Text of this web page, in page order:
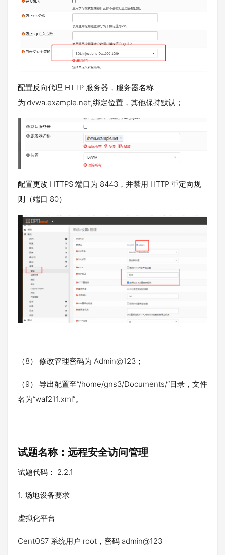
配置反向代理 HTTP 服务器，服务器名称
为‘dvwa.example.net’,绑定位置，其他保持默认；
配置更改 HTTPS 端口为 8443，并禁用 HTTP 重定向规
则（端口 80）
（8） 修改管理密码为 Admin@123；
（9） 导出配置至“/home/gns3/Documents/”目录，文件
名为“waf211.xml”。
试题名称：远程安全访问管理
试题代码： 2.2.1
1. 场地设备要求
虚拟化平台
CentOS7 系统用户 root，密码 admin@123